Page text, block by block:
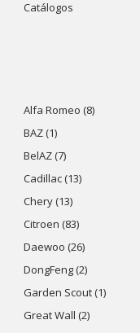
Catálogos
Alfa Romeo (8)
BAZ (1)
BelAZ (7)
Cadillac (13)
Chery (13)
Citroen (83)
Daewoo (26)
DongFeng (2)
Garden Scout (1)
Great Wall (2)